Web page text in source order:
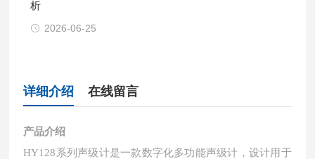
析
2026-06-25
详细介绍 在线留言
产品介绍
HY128 系列 声级计是一款数字化多功能声级计，设计用于